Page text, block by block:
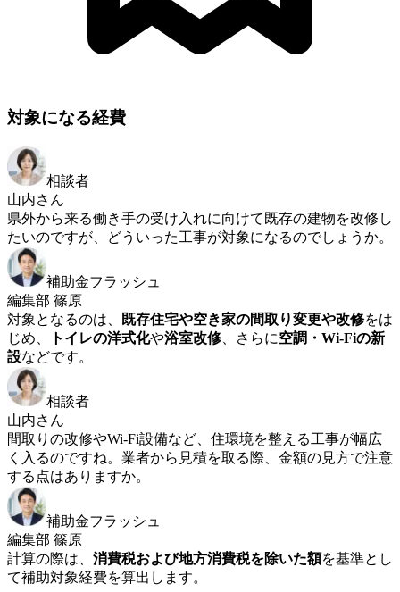
対象になる経費
相談者
山内さん
県外から来る働き手の受け入れに向けて既存の建物を改修し
たいのですが、どういった工事が対象になるのでしょうか。
補助金フラッシュ
編集部 篠原
対象となるのは、
既存住宅や空き家の間取り変更や改修をは
じめ、
トイレの洋式化や浴室改修 、さらに空調・Wi-Fiの新
設などです。
相談者
山内さん
間取りの改修やWi-Fi設備など、住環境を整える工事が幅広
く入るのですね。業者から見積を取る際、金額の見方で注意
する点はありますか。
補助金フラッシュ
編集部 篠原
計算の際は、 消費税および地方消費税を除いた額を基準とし
て補助対象経費を算出します。